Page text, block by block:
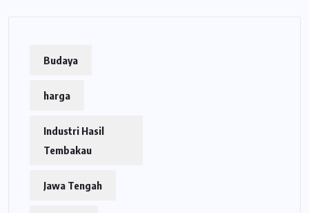
Budaya
harga
Industri Hasil
Tembakau
Jawa Tengah